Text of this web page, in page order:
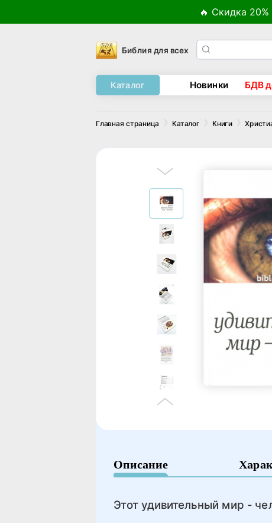
🔥 Скидка
Библия для всех
Каталог Новинки БДВ
Главная страница Каталог Книги
Описание
Этот удивительный мир -